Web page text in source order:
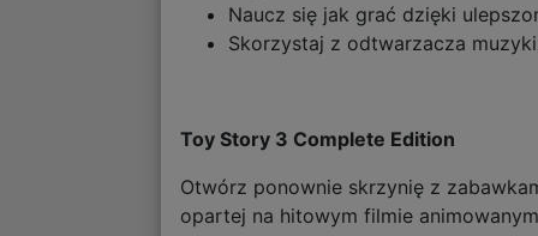
Naucz się jak grać dzięki
Skorzystaj z odtwarzacza
Toy Story 3 Complete Edition
Otwórz ponownie skrzynię z
opartej na hitowym filmie